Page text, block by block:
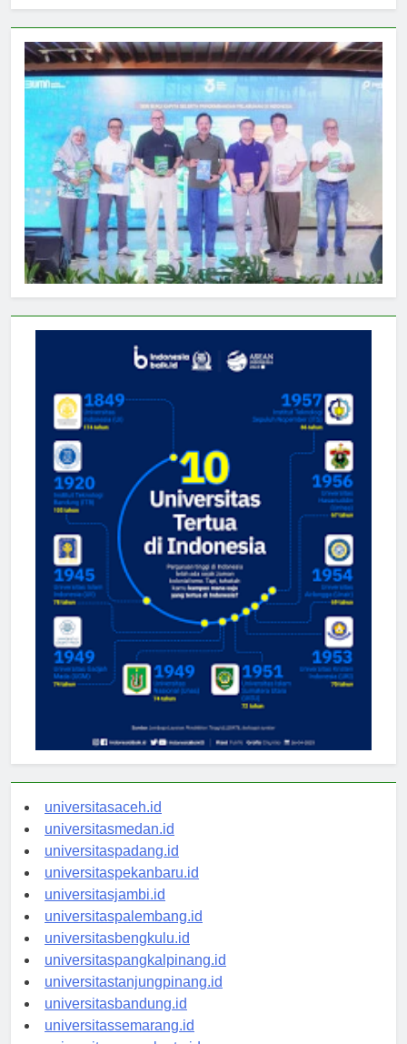
universitasaceh.id
universitasmedan.id
universitaspadang.id
universitaspekanbaru.id
universitasjambi.id
universitaspalembang.id
universitasbengkulu.id
universitaspangkalpinang.id
universitastanjungpinang.id
universitasbandung.id